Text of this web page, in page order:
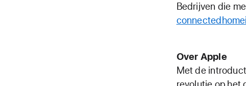
Bedrijven die
Over Apple
Met de